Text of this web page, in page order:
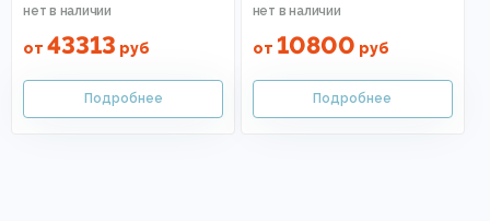
от 43313 руб от 10800 руб